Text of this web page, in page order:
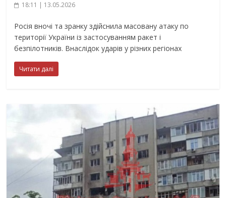
18:11 | 13.05.2026
Росія вночі та зранку здійснила масовану атаку по
території України із застосуванням ракет і
безпілотників. Внаслідок ударів у різних регіонах
Читати далі